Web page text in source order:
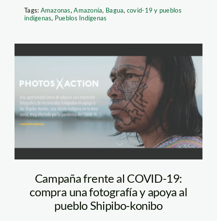
Tags: Amazonas,Amazonía, Bagua, covid-19 y pueblos
indígenas, Pueblos Indígenas
photos-x-action
Campaña frente al COVID-19:
compra una fotografía y apoya al
pueblo Shipibo-konibo